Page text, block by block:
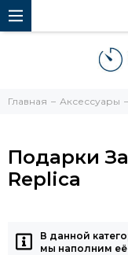
Главная Аксессуары
Подарки
Replica
В данной
мы наполним